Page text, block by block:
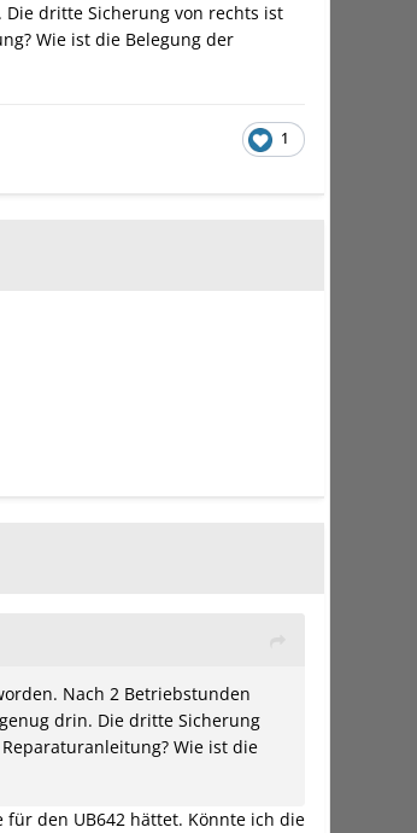
dritte Sicherung von rechts ist
Wie ist die Belegung der
1
Nach 2 Betriebstunden
drin. Die dritte Sicherung
Wie ist die
den UB642 hättet. Könnte ich die